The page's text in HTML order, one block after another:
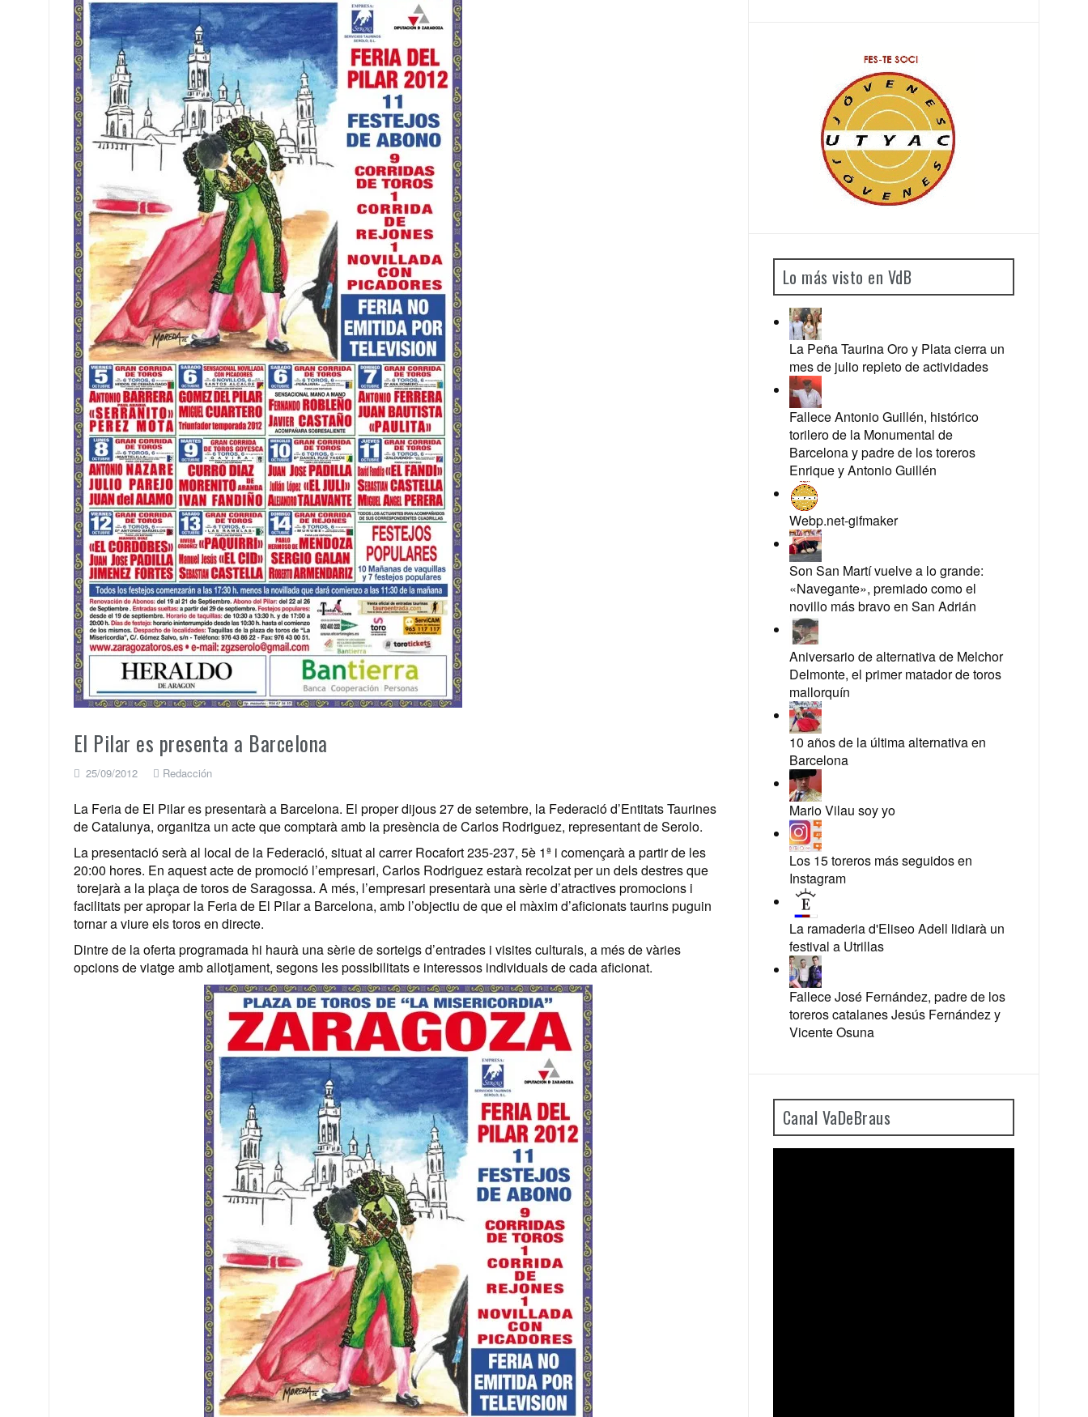
El Pilar es presenta a Barcelona
25/09/2012 Redacción
La Feria de El Pilar es presentarà a Barcelona. El proper dijous 27 de setembre, la Federació d’Entitats Taurines
de Catalunya, organitza un acte que comptarà amb la presència de Carlos Rodriguez, representant de Serolo.
La presentació serà al local de la Federació, situat al carrer Rocafort 235-237, 5è 1ª i començarà a partir de les
20:00 hores. En aquest acte de promoció l’empresari, Carlos Rodriguez estarà recolzat per un dels destres que
torejarà a la plaça de toros de Saragossa. A més, l’empresari presentarà una sèrie d’atractives promocions i
facilitats per apropar la Feria de El Pilar a Barcelona, amb l’objectiu de que el màxim d’aficionats taurins puguin
tornar a viure els toros en directe.
Dintre de la oferta programada hi haurà una sèrie de sorteigs d’entrades i visites culturals, a més de vàries
opcions de viatge amb allotjament, segons les possibilitats e interessos individuals de cada aficionat.
Lo más visto en VdB
La Peña Taurina Oro y Plata cierra un
mes de julio repleto de actividades
Fallece Antonio Guillén, histórico
torilero de la Monumental de
Barcelona y padre de los toreros
Enrique y Antonio Guillén
Webp.net-gifmaker
Son San Martí vuelve a lo grande:
«Navegante», premiado como el
novillo más bravo en San Adrián
Aniversario de alternativa de Melchor
Delmonte, el primer matador de toros
mallorquín
10 años de la última alternativa en
Barcelona
Mario Vilau soy yo
Los 15 toreros más seguidos en
Instagram
La ramaderia d'Eliseo Adell lidiarà un
festival a Utrillas
Fallece José Fernández, padre de los
toreros catalanes Jesús Fernández y
Vicente Osuna
Canal VaDeBraus